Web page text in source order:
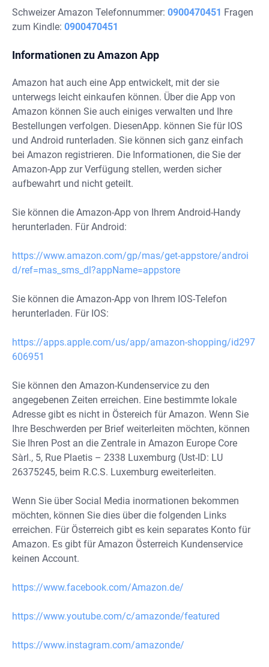
Schweizer Amazon Telefonnummer: 0900470451 Fragen
zum Kindle: 0900470451
Informationen zu Amazon App
Amazon hat auch eine App entwickelt, mit der sie
unterwegs leicht einkaufen können. Über die App von
Amazon können Sie auch einiges verwalten und Ihre
Bestellungen verfolgen. DiesenApp. können Sie für IOS
und Android runterladen. Sie können sich ganz einfach
bei Amazon registrieren. Die Informationen, die Sie der
Amazon-App zur Verfügung stellen, werden sicher
aufbewahrt und nicht geteilt.
Sie können die Amazon-App von Ihrem Android-Handy
herunterladen. Für Android:
https://www.amazon.com/gp/mas/get-appstore/androi
d/ref=mas_sms_dl?appName=appstore
Sie können die Amazon-App von Ihrem IOS-Telefon
herunterladen. Für IOS:
https://apps.apple.com/us/app/amazon-shopping/id297
606951
Sie können den Amazon-Kundenservice zu den
angegebenen Zeiten erreichen. Eine bestimmte lokale
Adresse gibt es nicht in Östereich für Amazon. Wenn Sie
Ihre Beschwerden per Brief weiterleiten möchten, können
Sie Ihren Post an die Zentrale in Amazon Europe Core
Sàrl., 5, Rue Plaetis – 2338 Luxemburg (Ust-ID: LU
26375245, beim R.C.S. Luxemburg eweiterleiten.
Wenn Sie über Social Media inormationen bekommen
möchten, können Sie dies über die folgenden Links
erreichen. Für Österreich gibt es kein separates Konto für
Amazon. Es gibt für Amazon Österreich Kundenservice
keinen Account.
https://www.facebook.com/Amazon.de/
https://www.youtube.com/c/amazonde/featured
https://www.instagram.com/amazonde/